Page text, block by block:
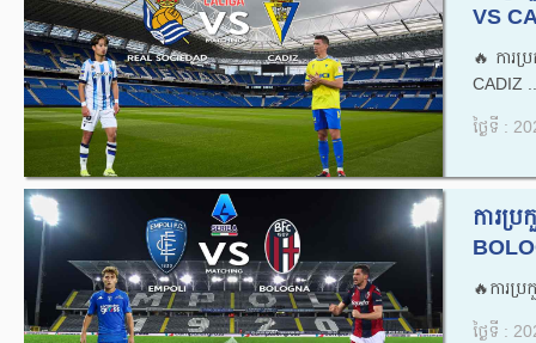
VS
🔥ការ
CADIZ
ថ្ងៃទី :
ការប្
🔥ការប្
ថ្ងៃទី :